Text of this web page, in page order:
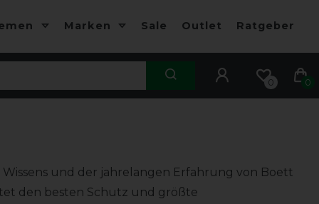
Marken Sale Outlet Ratgeber
0 0
und der jahrelangen Erfahrung von Boett
den besten Schutz und größte